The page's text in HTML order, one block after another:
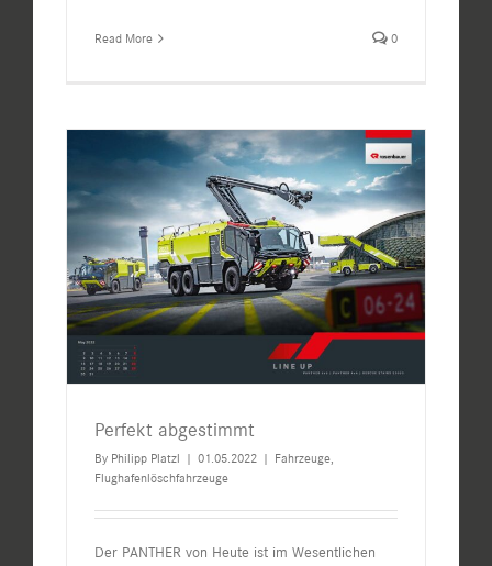
Read More 0
Perfekt abgestimmt
By Philipp Platzl | 01.05.2022 | Fahrzeuge,
Flughafenlöschfahrzeuge
Der PANTHER von Heute ist im Wesentlichen